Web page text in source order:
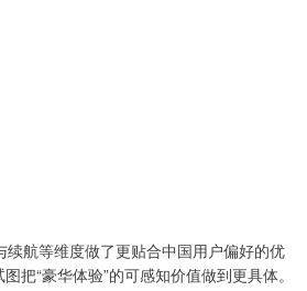
航等维度做了更贴合中国用户偏好的优
“豪华体验”的可感知价值做到更具体。